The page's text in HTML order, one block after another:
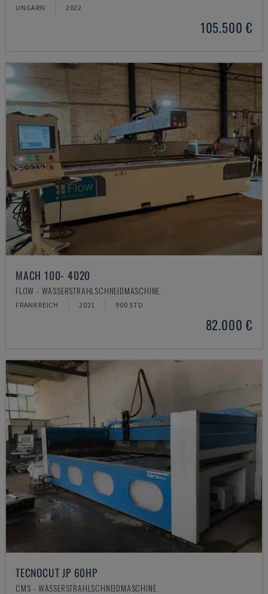
UNGARN 2022
105.500 €
MACH 100- 4020
FLOW - WASSERSTRAHLSCHNEIDMASCHINE
FRANKREICH 2021 900 STD
82.000 €
TECNOCUT JP 60HP
CMS - WASSERSTRAHLSCHNEIDMASCHINE